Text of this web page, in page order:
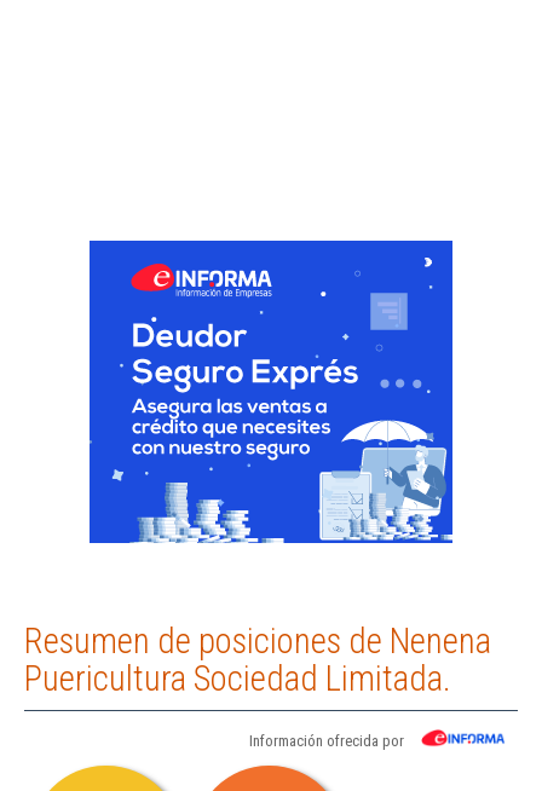
Resumen de posiciones de Nenena
Puericultura Sociedad Limitada.
Información ofrecida por